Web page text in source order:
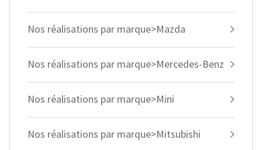
Nos réalisations par marque>Mazda
Nos réalisations par marque>Mercedes-Benz
Nos réalisations par marque>Mini
Nos réalisations par marque>Mitsubishi